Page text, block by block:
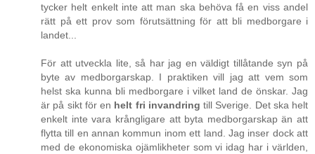
tycker helt enkelt inte att man ska behöva få en viss andel
rätt på ett prov som förutsättning för att bli medborgare i
landet...
För att utveckla lite, så har jag en väldigt tillåtande syn på
byte av medborgarskap. I praktiken vill jag att vem som
helst ska kunna bli medborgare i vilket land de önskar. Jag
är på sikt för en helt fri invandring till Sverige. Det ska helt
enkelt inte vara krångligare att byta medborgarskap än att
flytta till en annan kommun inom ett land. Jag inser dock att
med de ekonomiska ojämlikheter som vi idag har i världen,